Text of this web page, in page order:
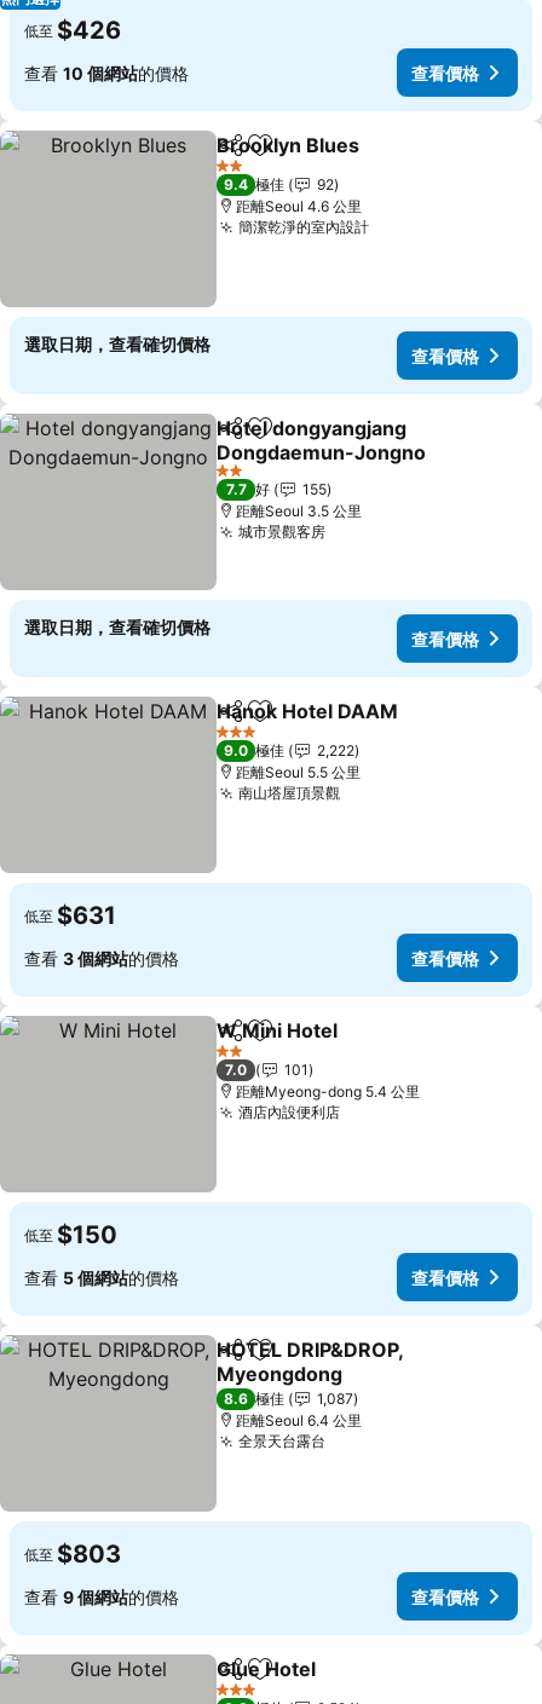
低至 $426
查看 10 個網站的價格 查看價格
分享 放到收藏夾
Brooklyn Blues
2 星級
9.4 極佳
92
距離Seoul 4.6 公里
簡潔乾淨的室內設計
選取日期，查看確切價格
查看價格
分享 放到收藏夾
Hotel dongyangjang
Dongdaemun-Jongno
2 星級
7.7 好
155
距離Seoul 3.5 公里
城市景觀客房
選取日期，查看確切價格
查看價格
分享 放到收藏夾
Hanok Hotel DAAM
3 星級
9.0 極佳
2,222
距離Seoul 5.5 公里
南山塔屋頂景觀
低至 $631
查看 3 個網站的價格 查看價格
分享 放到收藏夾
W Mini Hotel
2 星級
7.0
101
距離Myeong-dong 5.4 公里
酒店內設便利店
低至 $150
查看 5 個網站的價格 查看價格
分享 放到收藏夾
HOTEL DRIP&DROP,
Myeongdong
8.6 極佳
1,087
距離Seoul 6.4 公里
全景天台露台
低至 $803
查看 9 個網站的價格 查看價格
分享 放到收藏夾
Glue Hotel
3 星級